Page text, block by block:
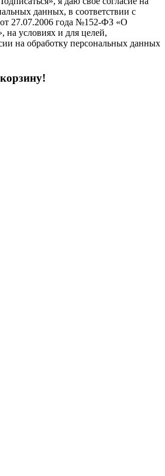
данных, в соответствии с
27.07.2006 года №152-ФЗ «О
на условиях и для целей,
на обработку персональных данных